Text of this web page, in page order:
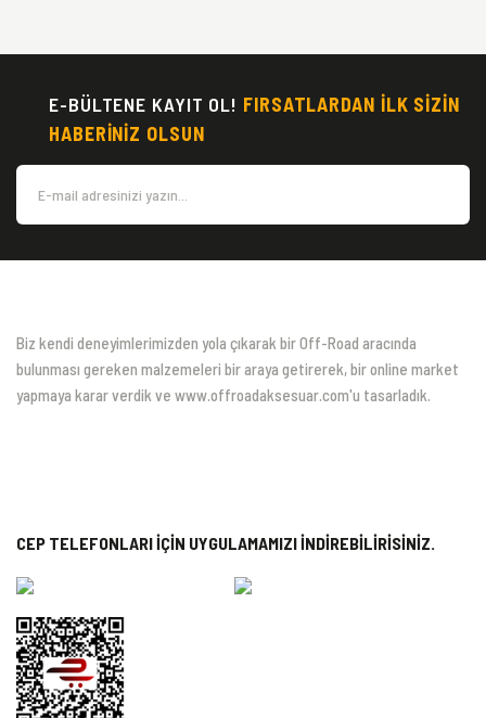
E-BÜLTENE KAYIT OL! FIRSATLARDAN İLK SİZİN
HABERİNİZ OLSUN
Biz kendi deneyimlerimizden yola çıkarak bir Off-Road aracında
bulunması gereken malzemeleri bir araya getirerek, bir online market
yapmaya karar verdik ve www.offroadaksesuar.com'u tasarladık.
CEP TELEFONLARI İÇİN UYGULAMAMIZI İNDİREBİLİRİSİNİZ.